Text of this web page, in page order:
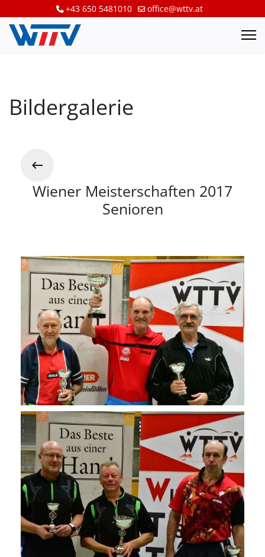
+43 650 5481010 office@wttv.at
Bildergalerie
Wiener Meisterschaften 2017
Senioren